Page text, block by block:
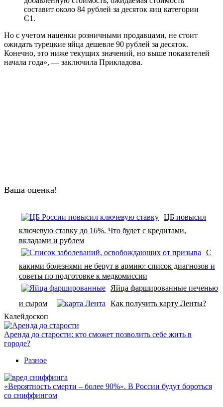
составит около 84 рублей за десяток яиц категории
С1.
Но с учетом наценки розничными продавцами, не стоит
ожидать турецкие яйца дешевле 90 рублей за десяток.
Конечно, это ниже текущих значений, но выше показателей
начала года», — заключила Прикладова.
Ваша оценка!
ЦБ повысил
ключевую ставку до 16%. Что будет с кредитами,
вкладами и рублем
С
какими болезнями не берут в армию: список диагнозов и
советы по подготовке к медкомиссии
Яйца фаршированные печенью
и сыром
Как получить карту Ленты?
Калейдоскоп
Аренда до старости: кто сможет позволить себе жить в
городе?
Разное
«Вероятность смерти – более 90%». В России будут бороться
со сниффингом